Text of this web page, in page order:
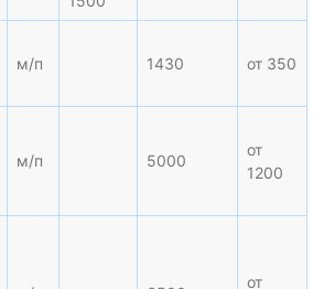
м/п 1430 от 350
м/п 5000
от
1200
от